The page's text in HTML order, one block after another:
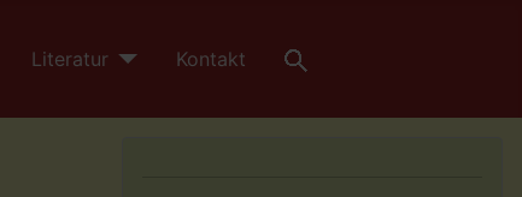
Literatur Kontakt